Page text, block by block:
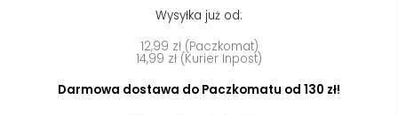
Wysyłka już od:
12,99 zł (Paczkomat)
14,99 zł (Kurier Inpost)
Darmowa dostawa do Paczkomatu od 130 zł!